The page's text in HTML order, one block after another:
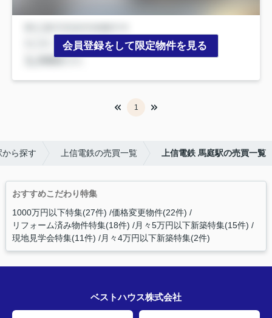
会員登録をして限定物件を見る
1
ら探す 上信電鉄の売買一覧 上信電鉄 馬庭駅の売買一覧
おすすめこだわり特集
1000万円以下特集(27件) 価格変更物件(22件)
リフォーム済み物件特集(18件) 月々5万円以下新築特集(15件)
現地見学会特集(11件) 月々4万円以下新築特集(2件)
ベストハウス株式会社